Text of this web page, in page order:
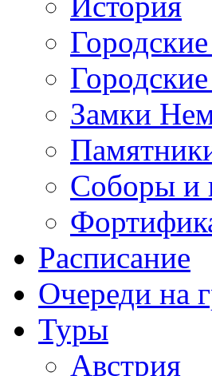
Замки
Соборы и
Расписание
Очереди на
Туры
Австрия